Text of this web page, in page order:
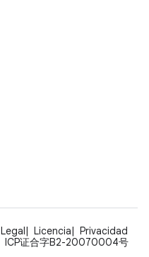
Legal Licencia
Privacidad
ICP证合字B2-20070004号